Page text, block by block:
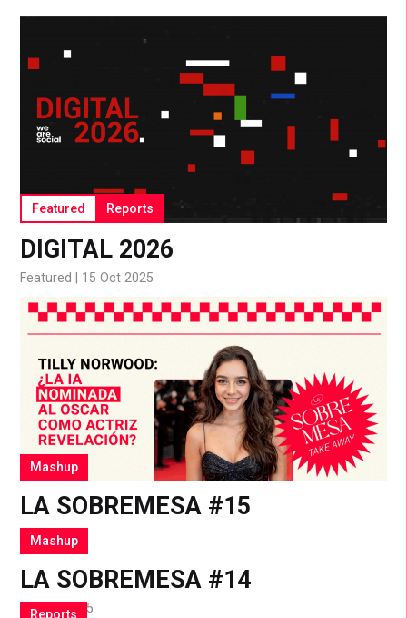
Featured Reports
DIGITAL 2026
Featured | 15 Oct 2025
Mashup
LA SOBREMESA #15
9 Oct 2025
Mashup
LA SOBREMESA #14
30 Sep 2025
Reports